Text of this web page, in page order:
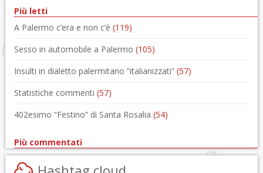
Più letti
A Palermo c’era e non c’è (119)
Sesso in automobile a Palermo (105)
Insulti in dialetto palermitano “italianizzati” (57)
Statistiche commenti (57)
402esimo “Festino” di Santa Rosalia (54)
Più commentati